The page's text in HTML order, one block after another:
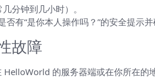
分钟到几小时）。
有“是你本人操作吗？”的安全提示并
故障
的服务器端或在你所在的